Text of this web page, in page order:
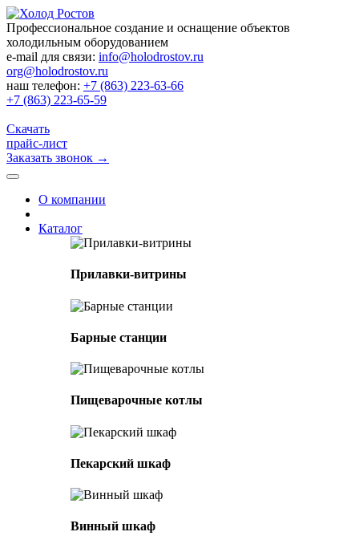
Профессиональное создание и оснащение объектов
холодильным оборудованием
e-mail для связи: info@holodrostov.ru
org@holodrostov.ru
наш телефон: +7 (863) 223-63-66
+7 (863) 223-65-59
Скачать
прайс-лист
Заказать звонок →
О компании
Каталог
Прилавки-витрины
Барные станции
Пищеварочные котлы
Пекарский шкаф
Винный шкаф